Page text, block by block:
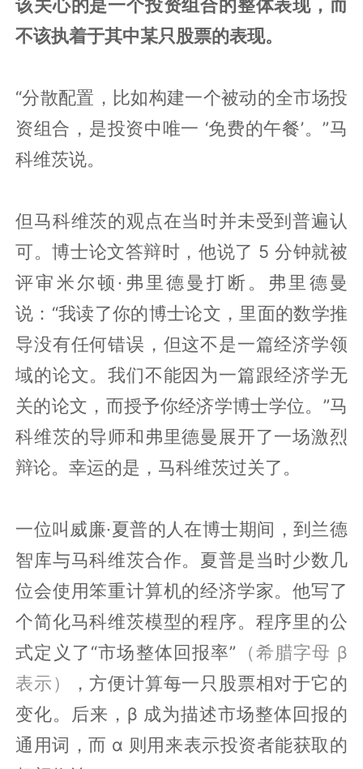
该关心的是一个投资组合的整体表现，而
不该执着于其中某只股票的表现。
“分散配置，比如构建一个被动的全市场投
资组合，是投资中唯一 ‘免费的午餐’。”马
科维茨说。
但马科维茨的观点在当时并未受到普遍认
可。博士论文答辩时，他说了 5 分钟就被
评审米尔顿·弗里德曼打断。弗里德曼
说：“我读了你的博士论文，里面的数学推
导没有任何错误，但这不是一篇经济学领
域的论文。我们不能因为一篇跟经济学无
关的论文，而授予你经济学博士学位。”马
科维茨的导师和弗里德曼展开了一场激烈
辩论。幸运的是，马科维茨过关了。
一位叫威廉·夏普的人在博士期间，到兰德
智库与马科维茨合作。夏普是当时少数几
位会使用笨重计算机的经济学家。他写了
个简化马科维茨模型的程序。程序里的公
式定义了“市场整体回报率” （希腊字母 β
表示）
，方便计算每一只股票相对于它的
变化。后来，β 成为描述市场整体回报的
通用词，而 α 则用来表示投资者能获取的